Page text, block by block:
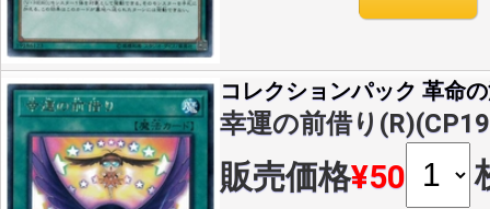
コレクションパック 革命
幸運の前借り
販売価格¥50